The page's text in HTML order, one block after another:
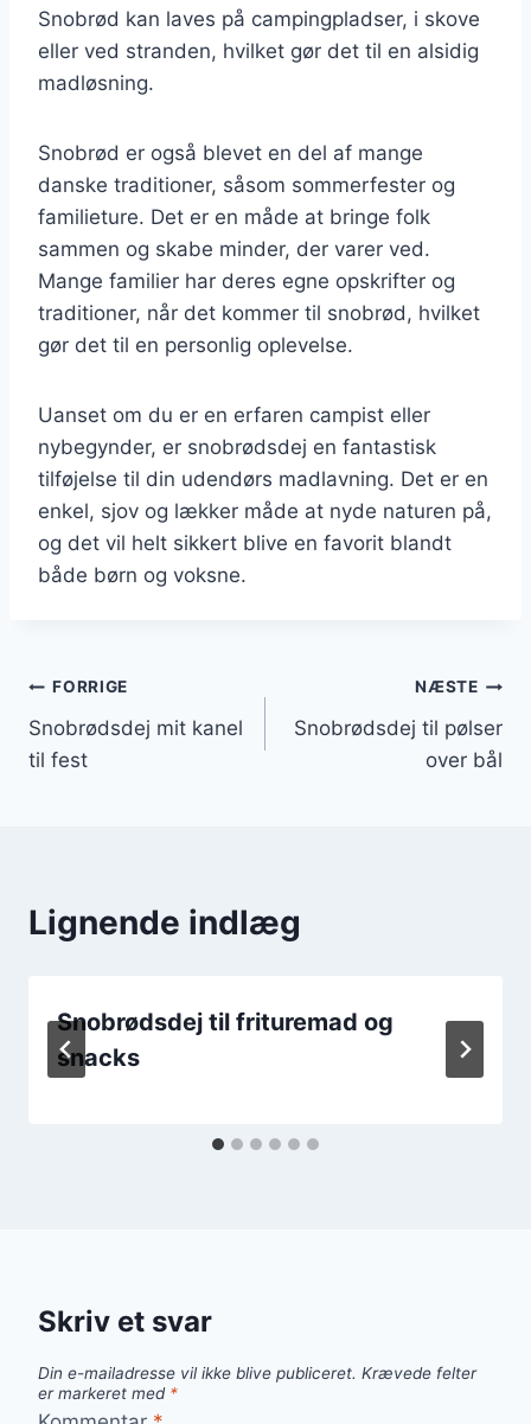
Snobrød kan laves på campingpladser, i skove
eller ved stranden, hvilket gør det til en alsidig
madløsning.
Snobrød er også blevet en del af mange
danske traditioner, såsom sommerfester og
familieture. Det er en måde at bringe folk
sammen og skabe minder, der varer ved.
Mange familier har deres egne opskrifter og
traditioner, når det kommer til snobrød, hvilket
gør det til en personlig oplevelse.
Uanset om du er en erfaren campist eller
nybegynder, er snobrødsdej en fantastisk
tilføjelse til din udendørs madlavning. Det er en
enkel, sjov og lækker måde at nyde naturen på,
og det vil helt sikkert blive en favorit blandt
både børn og voksne.
Indlægsnavigation
FORRIGE
Snobrødsdej mit kanel
til fest
NÆSTE
Snobrødsdej til pølser
over bål
Lignende indlæg
Snobrødsdej til frituremad og
snacks
Skriv et svar
Din e-mailadresse vil ikke blive publiceret. Krævede felter
er markeret med *